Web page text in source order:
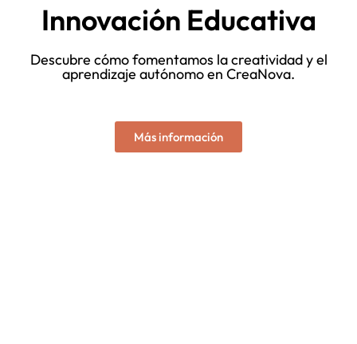
Innovación Educativa
Descubre cómo fomentamos la creatividad y el
aprendizaje autónomo en CreaNova.
Más información